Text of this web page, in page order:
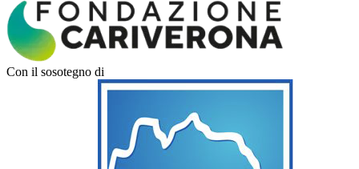
Con il sosotegno di